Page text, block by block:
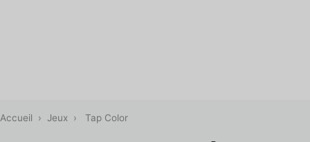
Accueil › Jeux › Tap Color